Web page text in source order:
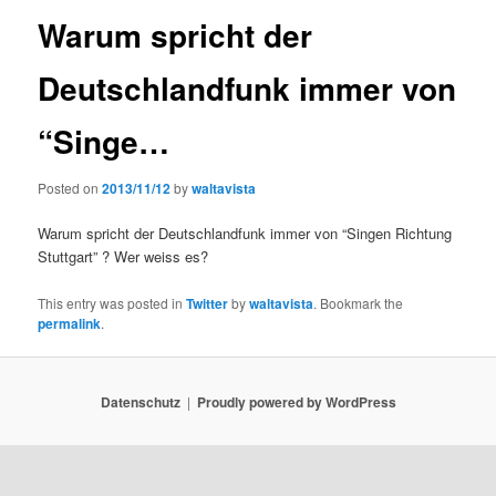
Warum spricht der
Deutschlandfunk immer von
“Singe…
Posted on2013/11/12bywaltavista
Warum spricht der Deutschlandfunk immer von “Singen Richtung
Stuttgart” ? Wer weiss es?
This entry was posted inTwitterbywaltavista. Bookmark the
permalink.
Datenschutz Proudly powered by WordPress